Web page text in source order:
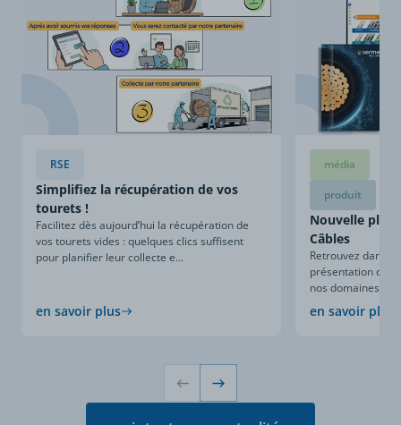
RSE
Simplifiez la récupération de vos
tourets !
Facilitez dès aujourd’hui la récupération de
vos tourets vides : quelques clics suffisent
pour planifier leur collecte e...
en savoir plus
média
produit
Nouvelle
Câbles
Retrouvez dans
présentation
nos domaines
en savoir plus